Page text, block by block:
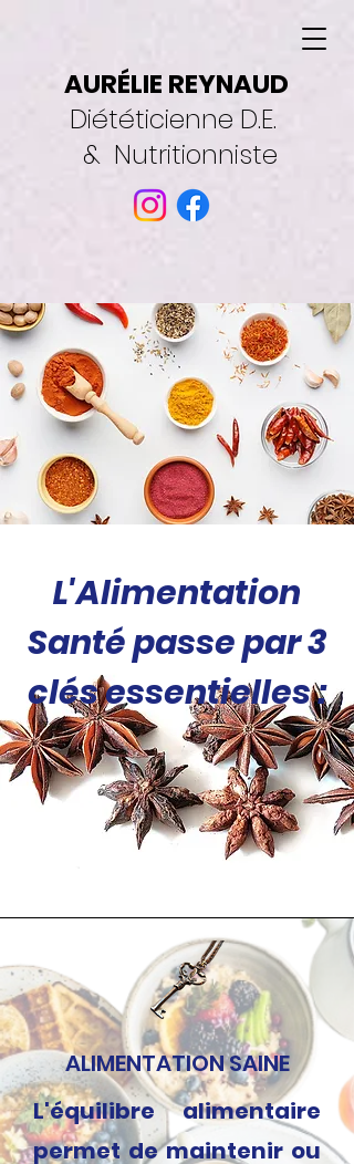
AURÉLIE REYNAUD
Diététicienne D.E.
& Nutritionniste
L'Alimentation
Santé passe par 3
clés essentielles :
ALIMENTATION SAINE
L'équilibre alimentaire
permet de maintenir ou